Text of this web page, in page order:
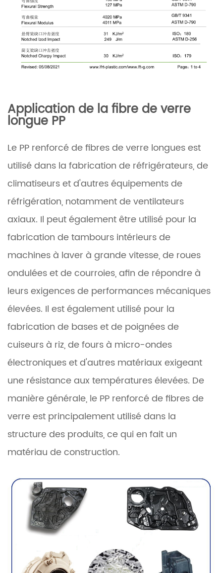
Application de la fibre de verre
longue PP
Le PP renforcé de fibres de verre longues est
utilisé dans la fabrication de réfrigérateurs, de
climatiseurs et d'autres équipements de
réfrigération, notamment de ventilateurs
axiaux. Il peut également être utilisé pour la
fabrication de tambours intérieurs de
machines à laver à grande vitesse, de roues
ondulées et de courroies, afin de répondre à
leurs exigences de performances mécaniques
élevées. Il est également utilisé pour la
fabrication de bases et de poignées de
cuiseurs à riz, de fours à micro-ondes
électroniques et d'autres matériaux exigeant
une résistance aux températures élevées. De
manière générale, le PP renforcé de fibres de
verre est principalement utilisé dans la
structure des produits, ce qui en fait un
matériau de construction.